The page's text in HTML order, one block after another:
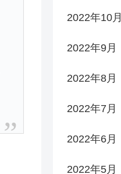
2022年10月
2022年9月
2022年8月
2022年7月
2022年6月
2022年5月